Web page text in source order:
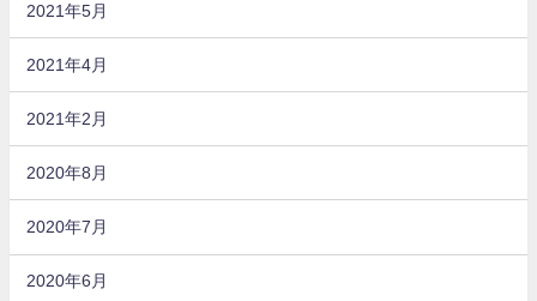
2021年5月
2021年4月
2021年2月
2020年8月
2020年7月
2020年6月